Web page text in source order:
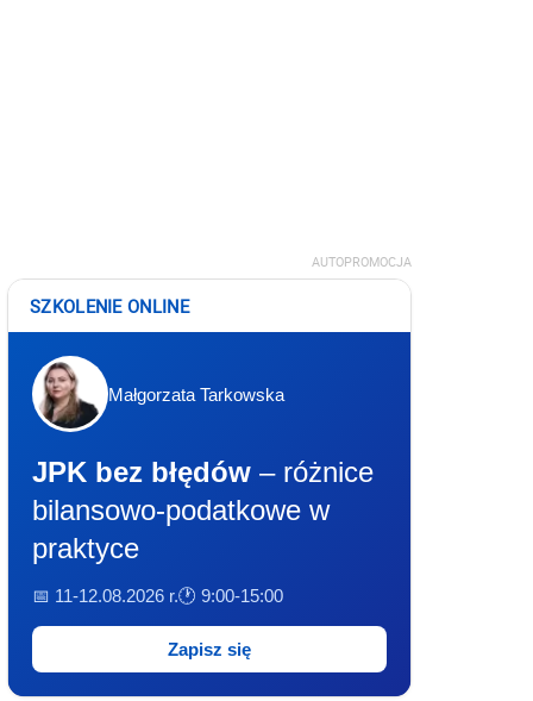
AUTOPROMOCJA
SZKOLENIE ONLINE
Małgorzata Tarkowska
JPK bez błędów – różnice
bilansowo-podatkowe w
praktyce
📅 11-12.08.2026 r.🕐 9:00-15:00
Zapisz się